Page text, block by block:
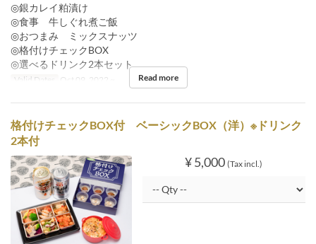
◎銀カレイ粕漬け
◎食事 牛しぐれ煮ご飯
◎おつまみ ミックスナッツ
◎格付けチェックBOX
◎選べるドリンク2本セット
Valid Dates Oct 09, 2022 ~ Read more
格付けチェックBOX付 ベーシックBOX（洋）※ドリンク
2本付
¥ 5,000 (Tax incl.)